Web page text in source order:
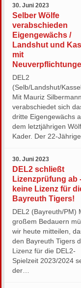
30. Juni 2023
Selber Wölfe
verabschieden
Eigengewächs /
Landshut und
mit
DEL2
(Selb/Landshut/
Mit Mauriz Silbermann
verabschiedet sich
dritte Eigengewächs
dem letztjährigen
Kader. Der 22-
30. Juni 2023
DEL2 schließt
Lizenzprüfung ab
keine Lizenz für
Bayreuth Tigers!
DEL2 (Bayreuth/PM)
großem Bedauern
wir heute mitteilen,
den Bayreuth Tigers
Lizenz für die DEL2-
Spielzeit 2023/2024
der…